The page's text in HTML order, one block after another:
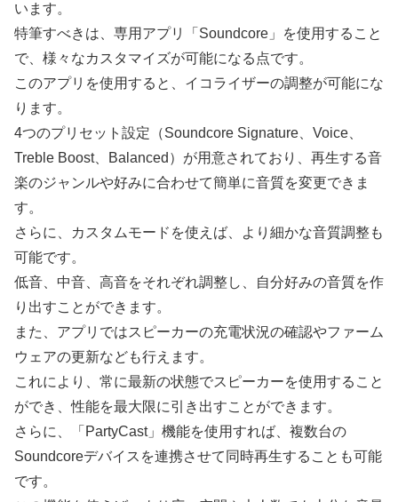
います。
特筆すべきは、専用アプリ「Soundcore」を使用すること
で、様々なカスタマイズが可能になる点です。
このアプリを使用すると、イコライザーの調整が可能にな
ります。
4つのプリセット設定（Soundcore Signature、Voice、
Treble Boost、Balanced）が用意されており、再生する音
楽のジャンルや好みに合わせて簡単に音質を変更できま
す。
さらに、カスタムモードを使えば、より細かな音質調整も
可能です。
低音、中音、高音をそれぞれ調整し、自分好みの音質を作
り出すことができます。
また、アプリではスピーカーの充電状況の確認やファーム
ウェアの更新なども行えます。
これにより、常に最新の状態でスピーカーを使用すること
ができ、性能を最大限に引き出すことができます。
さらに、「PartyCast」機能を使用すれば、複数台の
Soundcoreデバイスを連携させて同時再生することも可能
です。